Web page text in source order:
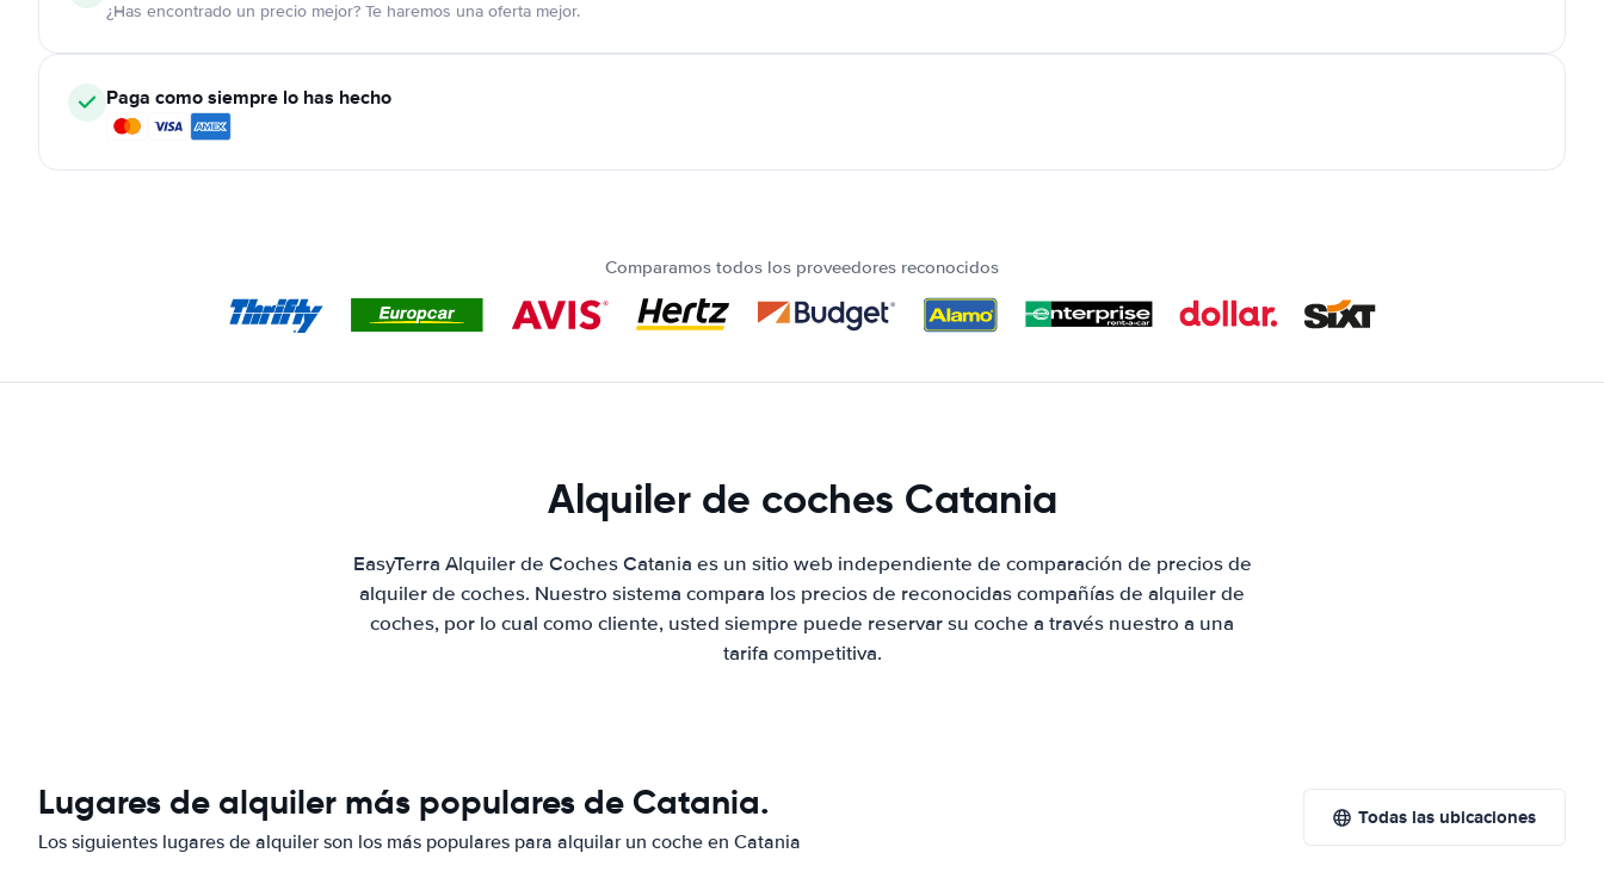
¿Has encontrado un precio mejor? Te haremos una oferta mejor.
Paga como siempre lo has hecho
Comparamos todos los proveedores reconocidos
Alquiler de coches Catania
EasyTerra Alquiler de Coches Catania es un sitio web independiente de comparación de precios de
alquiler de coches. Nuestro sistema compara los precios de reconocidas compañías de alquiler de
coches, por lo cual como cliente, usted siempre puede reservar su coche a través nuestro a una
tarifa competitiva.
Lugares de alquiler más populares de Catania.
Los siguientes lugares de alquiler son los más populares para alquilar un coche en Catania
Todas las ubicaciones